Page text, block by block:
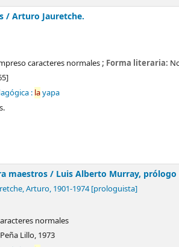
/Arturo Jauretche.
caracteres normales; Forma literaria:
: layapa
maestros / Luis Alberto Murray,
Arturo, 1901-1974[prologuista]
normales
Peña Lillo, 1973